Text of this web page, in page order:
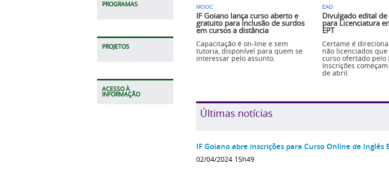
PROGRAMAS
PROJETOS
ACESSO À
INFORMAÇÃO
MOOC
IF Goiano lança curso aberto e
gratuito para inclusão de surdos
em cursos a distância
Capacitação é on-line e sem
tutoria, disponível para quem se
interessar pelo assunto.
EAD
Divulgado edital
para Licenciatura
EPT
Certame é
não licenciados
curso ofertado pelo
Inscrições
de abril.
Últimas notícias
IF Goiano abre inscrições para Curso Online de Inglês
02/04/2024 15h49